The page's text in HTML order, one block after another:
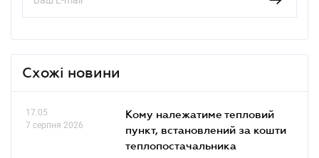
Схожі новини
17.05
7 серпня 2026
Кому належатиме тепловий
пункт, встановлений за кошти
теплопостачальника